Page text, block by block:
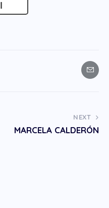
NEXT
MARCELA CALDERÓN